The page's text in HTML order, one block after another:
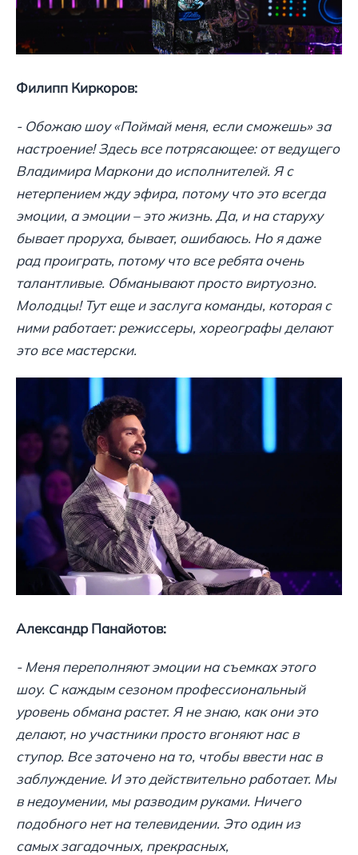
Филипп Киркоров:
- Обожаю шоу «Поймай меня, если сможешь» за
настроение! Здесь все потрясающее: от ведущего
Владимира Маркони до исполнителей. Я с
нетерпением жду эфира, потому что это всегда
эмоции, а эмоции – это жизнь. Да, и на старуху
бывает проруха, бывает, ошибаюсь. Но я даже
рад проиграть, потому что все ребята очень
талантливые. Обманывают просто виртуозно.
Молодцы! Тут еще и заслуга команды, которая с
ними работает: режиссеры, хореографы делают
это все мастерски.
Александр Панайотов:
- Меня переполняют эмоции на съемках этого
шоу. С каждым сезоном профессиональный
уровень обмана растет. Я не знаю, как они это
делают, но участники просто вгоняют нас в
ступор. Все заточено на то, чтобы ввести нас в
заблуждение. И это действительно работает. Мы
в недоумении, мы разводим руками. Ничего
подобного нет на телевидении. Это один из
самых загадочных, прекрасных,